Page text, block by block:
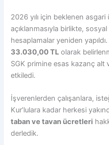
2026 yılı için beklenen asgari
açıklanmasıyla birlikte,
hesaplamalar yeniden
33.030,00 TL olarak
SGK primine esas kazanç alt
etkiledi.
İşverenlerden çalışanlara,
Kur’lulara kadar herkesi
taban ve tavan ücretleri
derledik.